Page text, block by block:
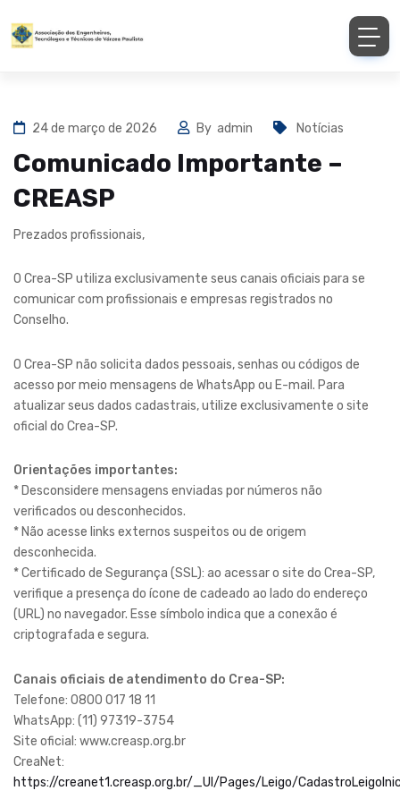
24 de março de 2026 By admin Notícias
Comunicado Importante –
CREASP
Prezados profissionais,
O Crea-SP utiliza exclusivamente seus canais oficiais para se
comunicar com profissionais e empresas registrados no
Conselho.
O Crea-SP não solicita dados pessoais, senhas ou códigos de
acesso por meio mensagens de WhatsApp ou E-mail. Para
atualizar seus dados cadastrais, utilize exclusivamente o site
oficial do Crea-SP.
Orientações importantes:
* Desconsidere mensagens enviadas por números não
verificados ou desconhecidos.
* Não acesse links externos suspeitos ou de origem
desconhecida.
* Certificado de Segurança (SSL): ao acessar o site do Crea-SP,
verifique a presença do ícone de cadeado ao lado do endereço
(URL) no navegador. Esse símbolo indica que a conexão é
criptografada e segura.
Canais oficiais de atendimento do Crea-SP:
Telefone: 0800 017 18 11
WhatsApp: (11) 97319-3754
Site oficial: www.creasp.org.br
CreaNet:
https://creanet1.creasp.org.br/_UI/Pages/Leigo/